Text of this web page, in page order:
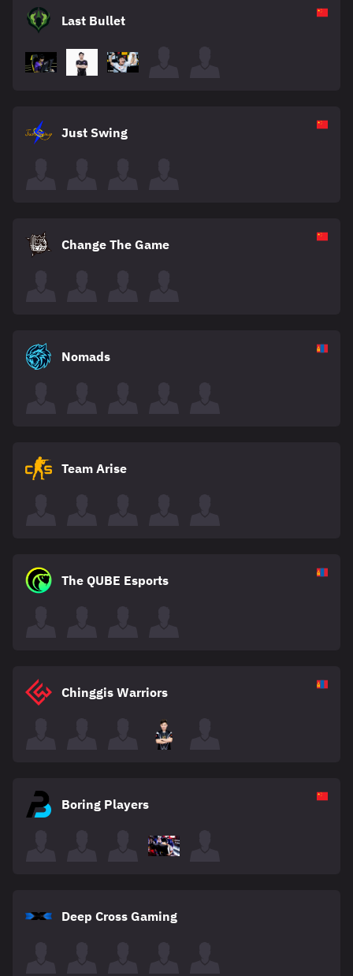
Last Bullet
Just Swing
Change The Game
Nomads
Team Arise
The QUBE Esports
Chinggis Warriors
Boring Players
Deep Cross Gaming